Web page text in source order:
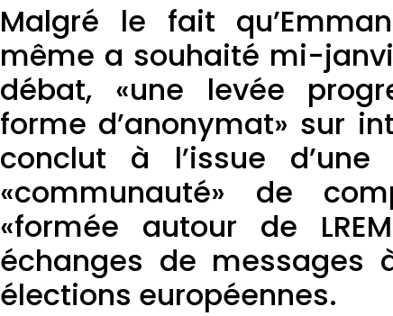
Malgré le fait
même a souhaité mi-
débat, «une levée
forme d’anonymat» sur
conclut à l’issue d’une
«communauté» de
«formée autour de
échanges de messages
élections européennes.